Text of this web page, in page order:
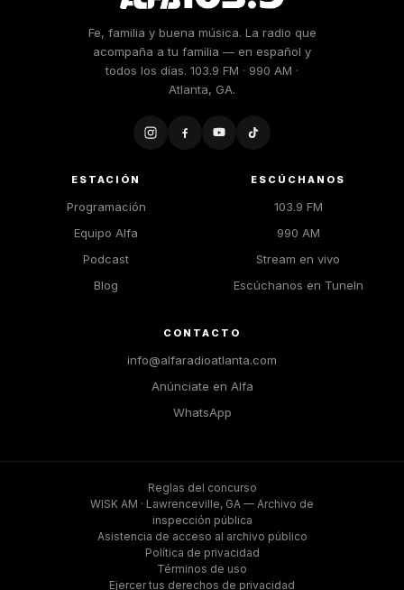
Fe, familia y buena música. La radio que
acompaña a tu familia — en español y
todos los días. 103.9 FM · 990 AM ·
Atlanta, GA.
ESTACIÓN
Programación
Equipo Alfa
Podcast
Blog
ESCÚCHANOS
103.9 FM
990 AM
Stream en vivo
Escúchanos en TuneIn
CONTACTO
info@alfaradioatlanta.com
Anúnciate en Alfa
WhatsApp
Reglas del concurso
WISK AM · Lawrenceville, GA — Archivo de
inspección pública
Asistencia de acceso al archivo público
Política de privacidad
Términos de uso
Ejercer tus derechos de privacidad